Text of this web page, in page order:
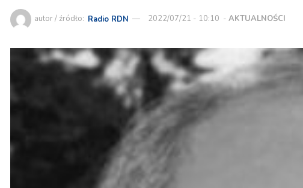
autor / źródło: Radio RDN 2022/07/21 - 10:10 - AKTUALNOŚCI